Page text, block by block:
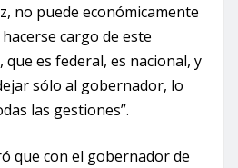
no puede económicamente
cargo de este
es federal, es nacional, y
sólo al gobernador, lo
las gestiones”.
que con el gobernador de